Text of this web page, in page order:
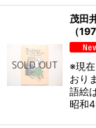
茂田
（
※現
おり
語絵
昭和